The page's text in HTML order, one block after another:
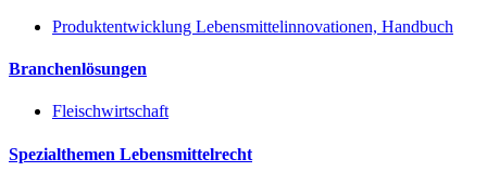
Produktentwicklung Lebensmittelinnovationen, Handbuch
Branchenlösungen
Fleischwirtschaft
Spezialthemen Lebensmittelrecht